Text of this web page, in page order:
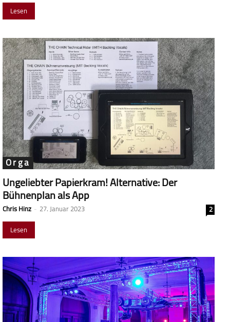
Lesen
Orga
Ungeliebter Papierkram! Alternative: Der
Bühnenplan als App
Chris Hinz - 27. Januar 2023
2
Lesen